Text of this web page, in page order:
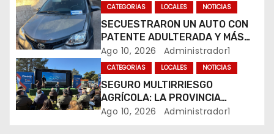
e
n
t
r
CATEGORIAS LOCALES NOTICIAS
SECUESTRARON UN AUTO CON
PATENTE ADULTERADA Y MÁS
DE 20 MOTOS DURANTE LOS
OPERATIVOS DEL FIN DE
SEMANA
Ago 10, 2026 Administrador1
CATEGORIAS LOCALES NOTICIAS
SEGURO MULTIRRIESGO
AGRÍCOLA: LA PROVINCIA
ENTREGÓ INDEMNIZACIONES A
Ago 10, 2026 Administrador1